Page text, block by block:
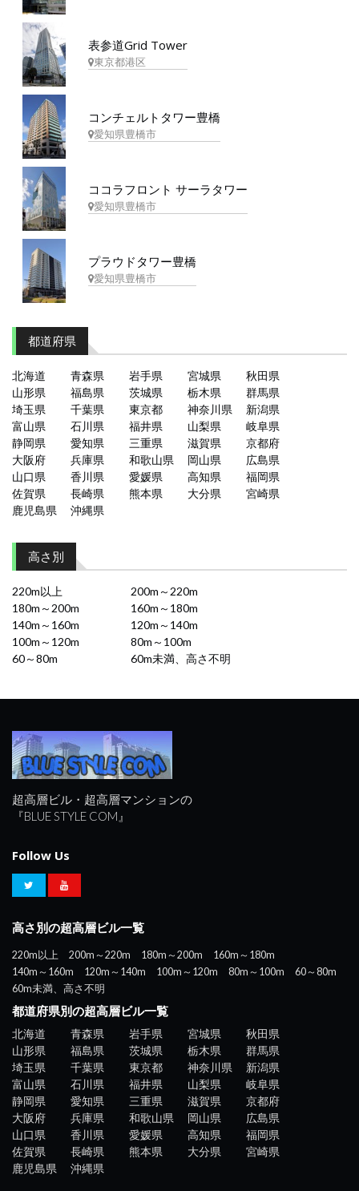
表参道Grid Tower
東京都港区
コンチェルトタワー豊橋
愛知県豊橋市
ココラフロント サーラタワー
愛知県豊橋市
プラウドタワー豊橋
愛知県豊橋市
都道府県
北海道 青森県 岩手県 宮城県
秋田県
山形県
福島県 茨城県 栃木県
群馬県
埼玉県
千葉県 東京都 神奈川県
新潟県
富山県
石川県 福井県 山梨県
岐阜県
静岡県
愛知県 三重県 滋賀県
京都府
大阪府
兵庫県 和歌山県 岡山県
広島県
山口県
香川県 愛媛県 高知県
福岡県
佐賀県
長崎県 熊本県 大分県
宮崎県
鹿児島県
沖縄県
高さ別
220m以上
200m～220m
180m～200m
160m～180m
140m～160m
120m～140m
100m～120m
80m～100m
60～80m
60m未満、高さ不明
超高層ビル・超高層マンションの
『BLUE STYLE COM』
Follow Us
高さ別の超高層ビル一覧
220m以上 200m～220m 180m～200m
160m～180m
140m～160m
120m～140m 100m～120m 80m～100m
60～80m
60m未満、高さ不明
都道府県別の超高層ビル一覧
北海道 青森県 岩手県 宮城県
秋田県
山形県
福島県 茨城県 栃木県
群馬県
埼玉県
千葉県 東京都 神奈川県
新潟県
富山県
石川県 福井県 山梨県
岐阜県
静岡県
愛知県 三重県 滋賀県
京都府
大阪府
兵庫県 和歌山県 岡山県
広島県
山口県
香川県 愛媛県 高知県
福岡県
佐賀県
長崎県 熊本県 大分県
宮崎県
鹿児島県
沖縄県